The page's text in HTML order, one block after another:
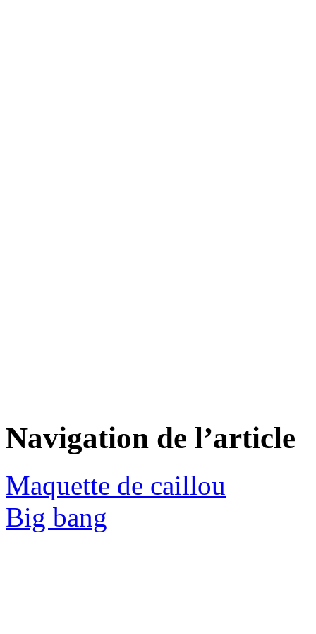
Navigation de l’article
Maquette de caillou
Big bang